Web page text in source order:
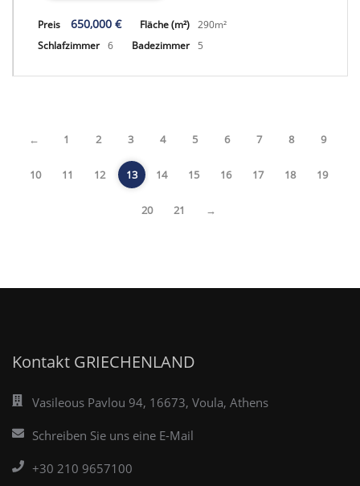
Preis 650,000 € Fläche (m²) 290m²
Schlafzimmer 6 Badezimmer 5
← 1 2 3 4 5 6 7 8 9
10 11 12 13 14 15 16 17 18 19
20 21 →
Kontakt GRIECHENLAND
Vasileous Pavlou 94, 16673, Voula, Athens
Schreiben Sie uns eine E-Mail
+30 210 9657100